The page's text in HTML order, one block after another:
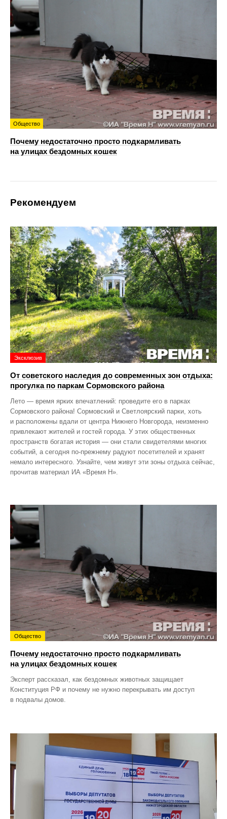
Общество
Почему недостаточно просто подкармливать
на улицах бездомных кошек
Рекомендуем
Эксклюзив
От советского наследия до современных зон отдыха:
прогулка по паркам Сормовского района
Лето — время ярких впечатлений: проведите его в парках
Сормовского района! Сормовский и Светлоярский парки, хоть
и расположены вдали от центра Нижнего Новгорода, неизменно
привлекают жителей и гостей города. У этих общественных
пространств богатая история — они стали свидетелями многих
событий, а сегодня по‑прежнему радуют посетителей и хранят
немало интересного. Узнайте, чем живут эти зоны отдыха сейчас,
прочитав материал ИА «Время Н».
Общество
Почему недостаточно просто подкармливать
на улицах бездомных кошек
Эксперт рассказал, как бездомных животных защищает
Конституция РФ и почему не нужно перекрывать им доступ
в подвалы домов.